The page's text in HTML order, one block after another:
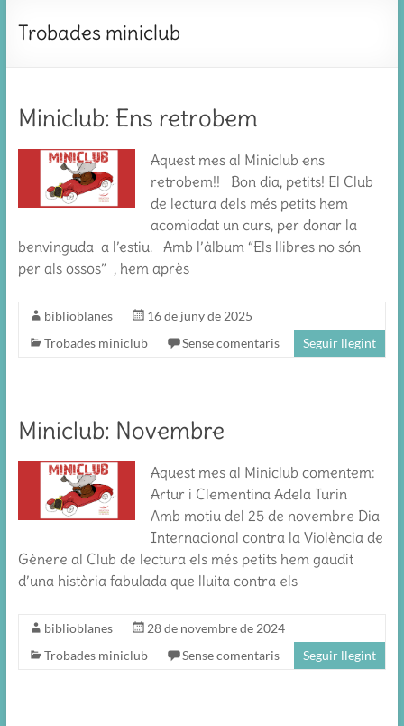
Trobades miniclub
Miniclub: Ens retrobem
Aquest mes al Miniclub ens
retrobem!! Bon dia, petits! El Club
de lectura dels més petits hem
acomiadat un curs, per donar la
benvinguda a l’estiu. Amb l’àlbum “Els llibres no són
per als ossos” , hem après
biblioblanes
16 de juny de 2025
Trobades miniclub
Sense comentaris Seguir llegint
Miniclub: Novembre
Aquest mes al Miniclub comentem:
Artur i Clementina Adela Turin
Amb motiu del 25 de novembre Dia
Internacional contra la Violència de
Gènere al Club de lectura els més petits hem gaudit
d’una història fabulada que lluita contra els
biblioblanes
28 de novembre de 2024
Trobades miniclub
Sense comentaris Seguir llegint